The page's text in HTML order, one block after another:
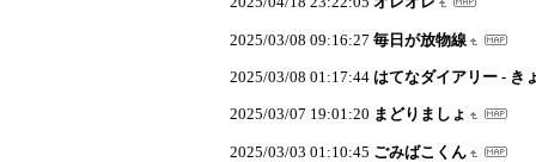
2025/03/08 09:16:27 毎日が放物線
2025/03/08 01:17:44 はてなダイアリー - き
2025/03/07 19:01:20 まどりましょ
2025/03/03 01:10:45 ごみばこくん